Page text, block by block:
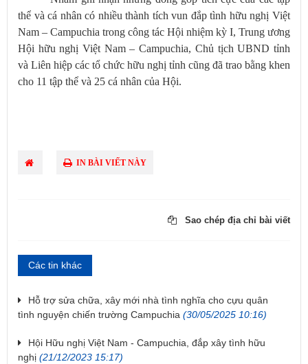
thể và cá nhân có nhiều thành tích vun đắp tình hữu nghị Việt
Nam – Campuchia trong công tác Hội nhiệm kỳ I, Trung ương
Hội hữu nghị Việt Nam – Campuchia, Chủ tịch UBND tỉnh
và Liên hiệp các tổ chức hữu nghị tỉnh cũng đã trao bằng khen
cho 11 tập thể và 25 cá nhân của Hội.
IN BÀI VIẾT NÀY
Sao chép địa chỉ bài viết
Các tin khác
Hỗ trợ sửa chữa, xây mới nhà tình nghĩa cho cựu quân
tình nguyện chiến trường Campuchia (30/05/2025 10:16)
Hội Hữu nghị Việt Nam - Campuchia, đắp xây tình hữu
nghị (21/12/2023 15:17)